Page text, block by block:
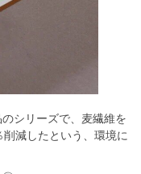
シリーズで、麦繊維を
減したという、環境に